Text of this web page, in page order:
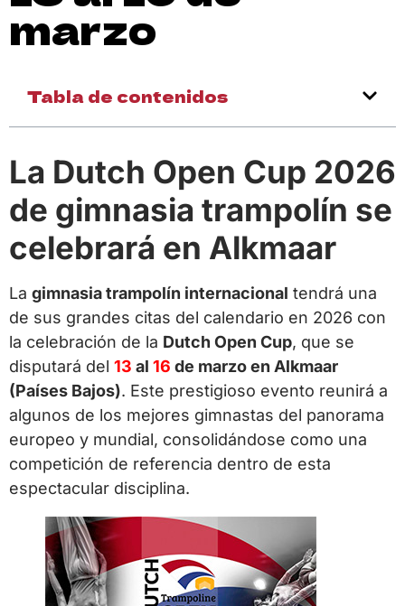
marzo
Tabla de contenidos
La Dutch Open Cup 2026
de gimnasia trampolín se
celebrará en Alkmaar
La gimnasia trampolín internacional tendrá una
de sus grandes citas del calendario en 2026 con
la celebración de la Dutch Open Cup, que se
disputará del 13 al 16 de marzo en Alkmaar
(Países Bajos). Este prestigioso evento reunirá a
algunos de los mejores gimnastas del panorama
europeo y mundial, consolidándose como una
competición de referencia dentro de esta
espectacular disciplina.